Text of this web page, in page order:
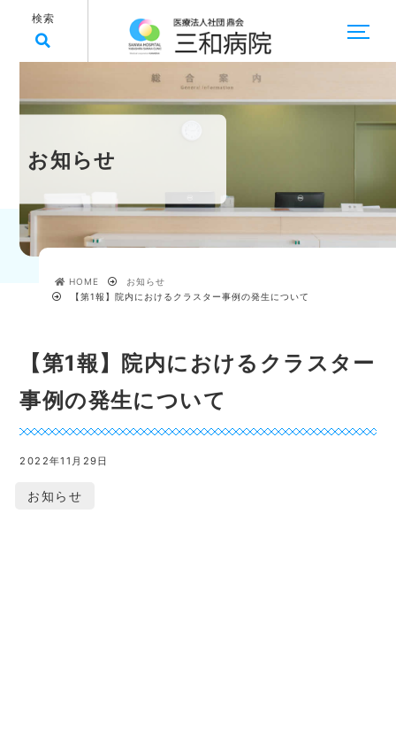
検索
お知らせ
HOME
お知らせ
【第1報】院内におけるクラスター事例の発生について
【第1報】院内におけるクラスター
事例の発生について
2022年11月29日
お知らせ